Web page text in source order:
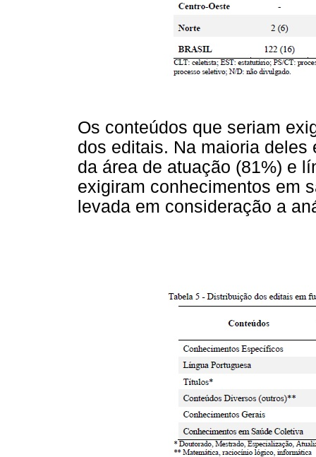
Os conteúdos que seriam
dos editais. Na maioria
da área de atuação (81%) e
exigiram conhecimentos em
levada em consideração a